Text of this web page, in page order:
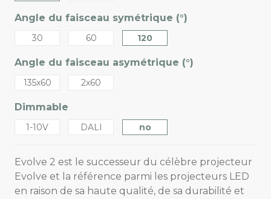
Angle du faisceau symétrique (°)
30 60 120
Angle du faisceau asymétrique (°)
135x60 2x60
Dimmable
1-10V DALI no
Evolve 2 est le successeur du célèbre projecteur
Evolve et la référence parmi les projecteurs LED
en raison de sa haute qualité, de sa durabilité et